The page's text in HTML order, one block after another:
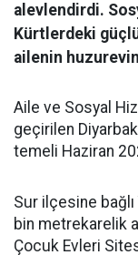
alevlendirdi.
Kürtlerdeki
ailenin
Aile ve Sosyal
geçirilen
temeli Haziran
Sur ilçesine
bin metrekarelik
Çocuk Evleri